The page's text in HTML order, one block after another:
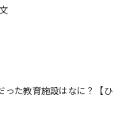
った教育施設はなに？【ひ